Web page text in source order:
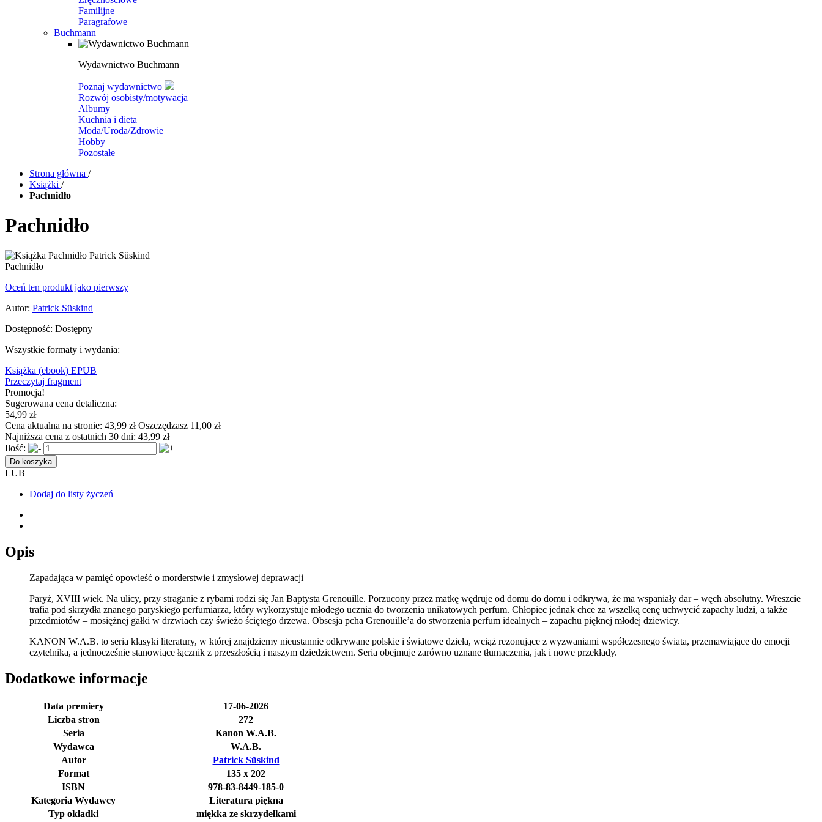
Familijne
Paragrafowe
Buchmann
Wydawnictwo Buchmann
Poznaj wydawnictwo
Rozwój osobisty/motywacja
Albumy
Kuchnia i dieta
Moda/Uroda/Zdrowie
Hobby
Pozostałe
Strona główna /
Książki /
Pachnidło
Pachnidło
Pachnidło
Oceń ten produkt jako pierwszy
Autor: Patrick Süskind
Dostępność: Dostępny
Wszystkie formaty i wydania:
Książka (ebook) EPUB
Przeczytaj fragment
Promocja!
Sugerowana cena detaliczna:
54,99 zł
Cena aktualna na stronie: 43,99 złOszczędzasz 11,00 zł
Najniższa cena z ostatnich 30 dni: 43,99 zł
Ilość:
Do koszyka
LUB
Dodaj do listy życzeń
Opis
Zapadająca w pamięć opowieść o morderstwie i zmysłowej deprawacji
Paryż, XVIII wiek. Na ulicy, przy straganie z rybami rodzi się Jan Baptysta Grenouille. Porzucony przez matkę wędruje od domu do domu i odkrywa, że ma wspaniały dar – węch absolutny. Wreszcie
trafia pod skrzydła znanego paryskiego perfumiarza, który wykorzystuje młodego ucznia do tworzenia unikatowych perfum. Chłopiec jednak chce za wszelką cenę uchwycić zapachy ludzi, a także
przedmiotów – mosiężnej gałki w drzwiach czy świeżo ściętego drzewa. Obsesja pcha Grenouille’a do stworzenia perfum idealnych – zapachu pięknej młodej dziewicy.
KANON W.A.B. to seria klasyki literatury, w której znajdziemy nieustannie odkrywane polskie i światowe dzieła, wciąż rezonujące z wyzwaniami współczesnego świata, przemawiające do emocji
czytelnika, a jednocześnie stanowiące łącznik z przeszłością i naszym dziedzictwem. Seria obejmuje zarówno uznane tłumaczenia, jak i nowe przekłady.
Dodatkowe informacje
Data premiery
17-06-2026
Liczba stron
272
Seria
Kanon W.A.B.
Wydawca
W.A.B.
Autor
Patrick Süskind
Format
135 x 202
ISBN
978-83-8449-185-0
Kategoria Wydawcy
Literatura piękna
Typ okładki
miękka ze skrzydełkami